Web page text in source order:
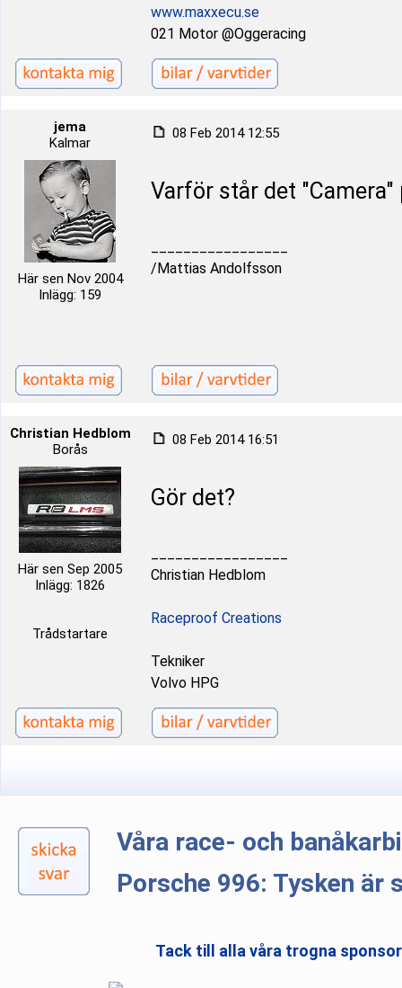
www.maxxecu.se
021 Motor @Oggeracing
jema
Kalmar
Här sen Nov 2004
Inlägg: 159
08 Feb 2014 12:55
Varför står det "Camera"
/Mattias Andolfsson
Christian Hedblom
Borås
Här sen Sep 2005
Inlägg: 1826
Trådstartare
08 Feb 2014 16:51
Gör det?
Christian Hedblom
Raceproof Creations
Tekniker
Volvo HPG
Våra race- och
Porsche 996: Tysken är
Tack till alla våra trogna